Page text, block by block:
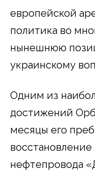
европейской
политика во
нынешнюю
украинскому
Одним из
достижений
месяцы его
нефтепровода